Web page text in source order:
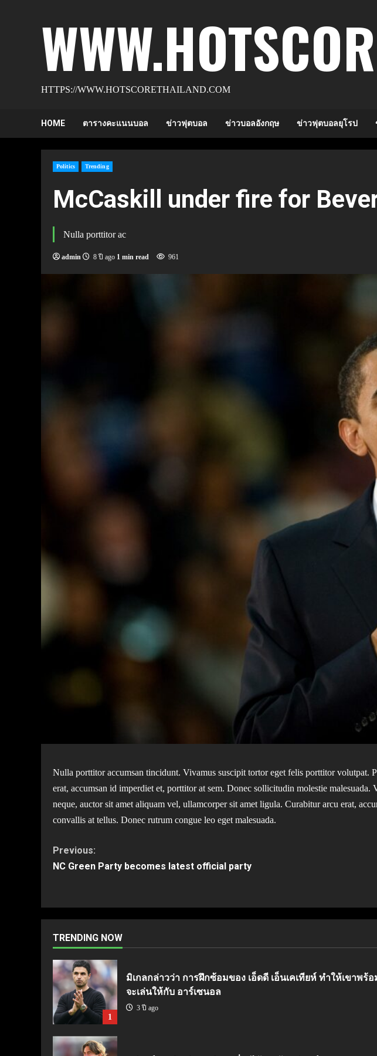
HTTPS://WWW.HOTSCORETHAILAND.COM
HOME ตารางคะแนนบอล ข่าวฟุตบอล ข่าวบอลอังกฤษ ข่าวฟุตบอลยุโรป
Politics Trending
McCaskill under fire for
Nulla porttitor ac
admin 8 ปี ago 1 min read 961
Nulla porttitor accumsan tincidunt. Vivamus suscipit tortor eget felis porttitor volutpat.
erat, accumsan id imperdiet et, porttitor at sem. Donec sollicitudin molestie
neque, auctor sit amet aliquam vel, ullamcorper sit amet ligula. Curabitur arcu erat,
convallis at tellus. Donec rutrum congue leo eget malesuada.
Continue
Previous:
NC Green Party becomes latest official party
TRENDING NOW
1
มิเกลกล่าวว่า การฝึกซ้อมของ เอ็ดดี เอ็นเคเทียห์ ทำให้เขาพร้
จะเล่นให้กับ อาร์เซนอล
3 ปี ago